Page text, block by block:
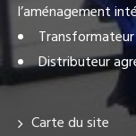
l’aménagement
Distributeur
Carte du site